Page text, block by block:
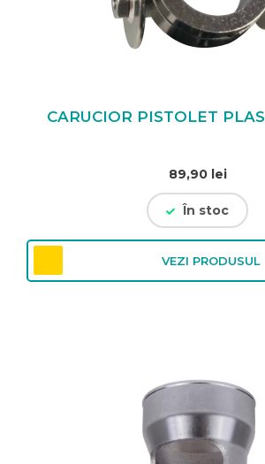
CARUCIOR PISTOLET
89,90 lei
În stoc
VEZI PRODUSUL